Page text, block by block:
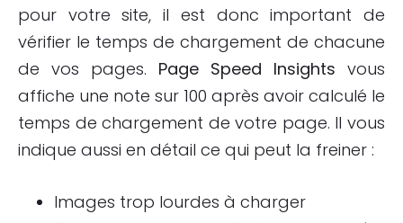
pour votre site, il est donc important de
vérifier le temps de chargement de chacune
de vos pages. Page Speed Insights vous
affiche une note sur 100 après avoir calculé le
temps de chargement de votre page. Il vous
indique aussi en détail ce qui peut la freiner :
Images trop lourdes à charger